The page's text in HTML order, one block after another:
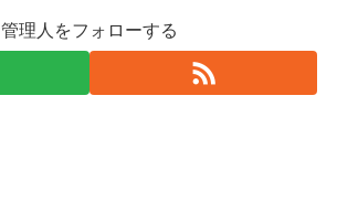
管理人をフォローする